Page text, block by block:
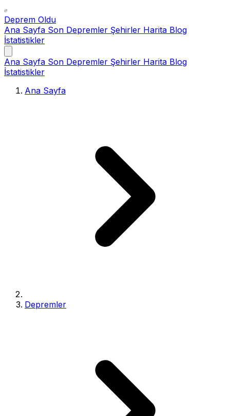
Deprem Oldu
Ana Sayfa Son Depremler Şehirler Harita Blog
İstatistikler
Ana Sayfa Son Depremler Şehirler Harita Blog
İstatistikler
Ana Sayfa
Depremler